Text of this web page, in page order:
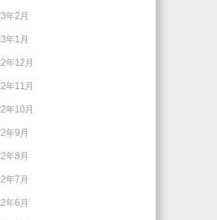
年2月
年1月
年12月
年11月
年10月
年9月
年8月
年7月
年6月